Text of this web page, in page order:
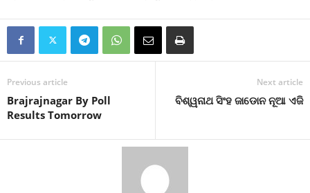
Previous article
Brajrajnagar By Poll
Results Tomorrow
Next article
ବିଶ୍ୱନାଥ ସିଂହ ଜାଡୋନ ନୂଆ ଏଜି